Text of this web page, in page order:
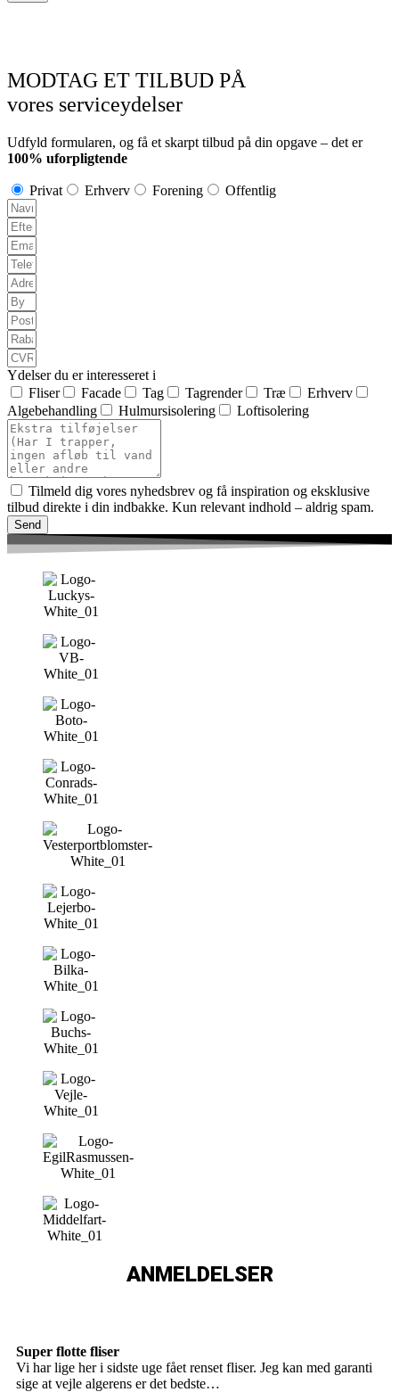
MODTAG ET TILBUD PÅ
vores serviceydelser
Udfyld formularen, og få et skarpt tilbud på din opgave – det er
100% uforpligtende
Privat Erhverv Forening Offentlig
Ydelser du er interesseret i
Fliser
Facade Tag Tagrender Træ
Erhverv
Algebehandling
Hulmursisolering Loftisolering
Tilmeld dig vores nyhedsbrev og få inspiration og eksklusive
tilbud direkte i din indbakke. Kun relevant indhold – aldrig spam.
Send
ANMELDELSER
Super flotte fliser
Vi har lige her i sidste uge fået renset fliser. Jeg kan med garanti
sige at vejle algerens er det bedste…